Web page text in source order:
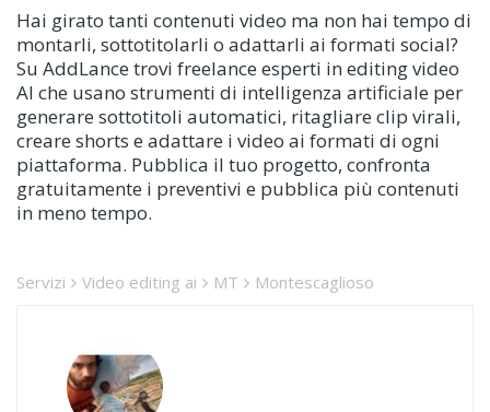
Hai girato tanti contenuti video ma non hai tempo di
montarli, sottotitolarli o adattarli ai formati social?
Su AddLance trovi freelance esperti in editing video
AI che usano strumenti di intelligenza artificiale per
generare sottotitoli automatici, ritagliare clip virali,
creare shorts e adattare i video ai formati di ogni
piattaforma. Pubblica il tuo progetto, confronta
gratuitamente i preventivi e pubblica più contenuti
in meno tempo.
Servizi Video editing ai MT Montescaglioso